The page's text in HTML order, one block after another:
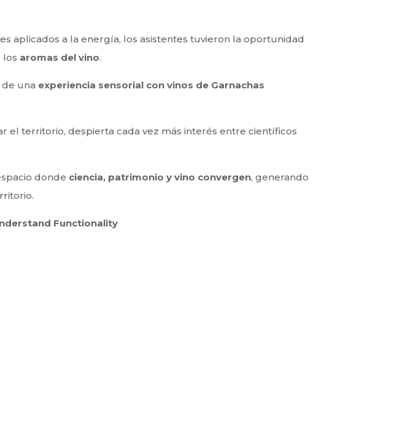
aplicados a la energía, los asistentes tuvieron la oportunidad
los aromas del vino.
una experiencia sensorial con vinos de Garnachas
el territorio, despierta cada vez más interés entre científicos
donde ciencia, patrimonio y vino convergen, generando
Functionality